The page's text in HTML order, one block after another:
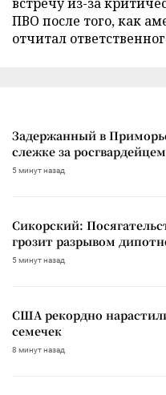
ПВО после того, как
отчитал
Задержанный в
слежке за росгвардейцем
5 минут назад
Сикорский:
грозит разрывом
5 минут назад
США рекордно
семечек
8 минут назад